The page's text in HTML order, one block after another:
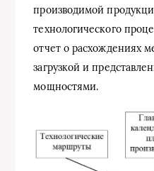
производимой
технологического
отчет о расхождениях
загрузкой и
мощностями.